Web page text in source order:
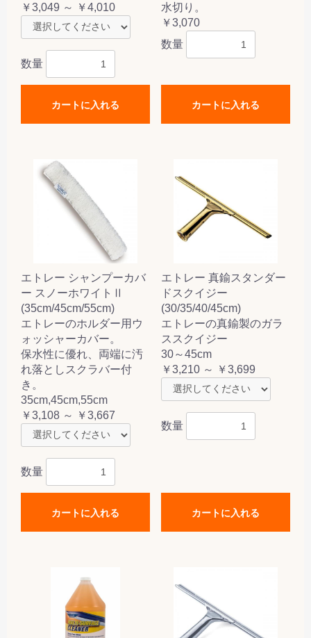
￥3,049 ～ ￥4,010
数量
カートに入れる
水切り。
￥3,070
数量
カートに入れる
エトレー シャンプーカバ
ー スノーホワイトⅡ
(35cm/45cm/55cm)
エトレーのホルダー用ウ
ォッシャーカバー。
保水性に優れ、両端に汚
れ落としスクラバー付
き。
35cm,45cm,55cm
￥3,108 ～ ￥3,667
数量
カートに入れる
エトレー 真鍮スタンダー
ドスクイジー
(30/35/40/45cm)
エトレーの真鍮製のガラ
ススクイジー
30～45cm
￥3,210 ～ ￥3,699
数量
カートに入れる